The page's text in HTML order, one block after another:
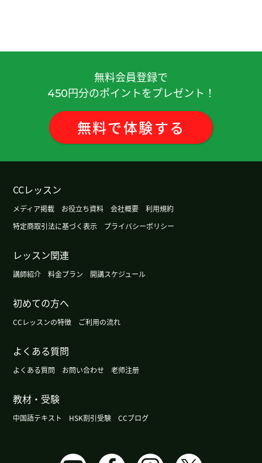
面一起凉快最好。( 60代 男性 )
对，因为我性格有点坏。
以前我家也有语音控制的灯，但是电视的语音也启
( 60代 男性 )
课结束以后，我再继续学这本书。( 60代 男性 )
我不知道说不说梦话。 我不知道说没说梦话。
老师，北方人吃元宵，南方人吃汤圆。对吗！
我买不起那么高级的电视柜。电视挂在墙上的。
我一直开着自动更新。 ( 60代 男性 )
無料会員登録で
450円分のポイントをプレゼント！
無料で体験する
CCレッスン
メディア掲載 お役立ち資料 会社概要
利用規約
特定商取引法に基づく表示
プライバシーポリシー
レッスン関連
講師紹介 料金プラン 開講スケジュール
初めての方へ
CCレッスンの特徴 ご利用の流れ
よくある質問
よくある質問 お問い合わせ 老师注册
教材・受験
中国語テキスト HSK割引受験 CCブログ